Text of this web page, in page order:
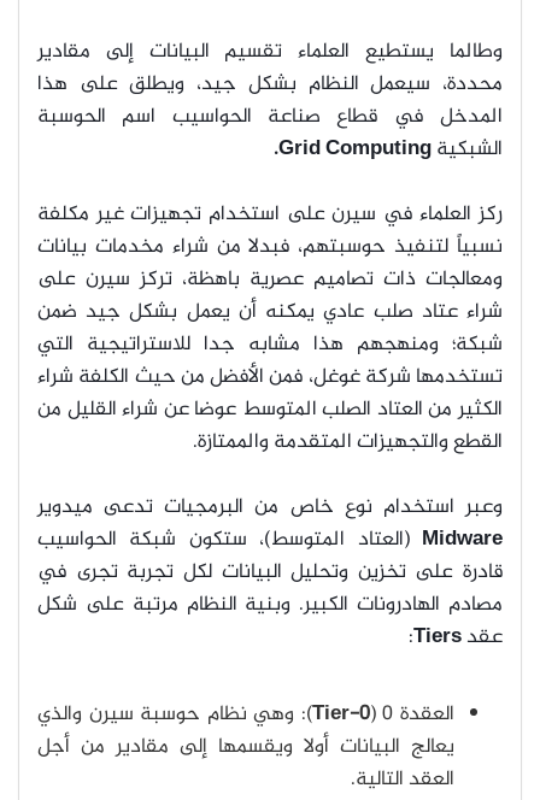
وطالما يستطيع العلماء تقسيم البيانات إلى مقادير
محددة، سيعمل النظام بشكل جيد، ويطلق على هذا
المدخل في قطاع صناعة الحواسيب اسم الحوسبة
الشبكيةGrid Computing.
ركز العلماء في سيرن على استخدام تجهيزات غير مكلفة
نسبياً لتنفيذ حوسبتهم، فبدلا من شراء مخدمات بيانات
ومعالجات ذات تصاميم عصرية باهظة، تركز سيرن على
شراء عتاد صلب عادي يمكنه أن يعمل بشكل جيد ضمن
شبكة؛ ومنهجهم هذا مشابه جدا للاستراتيجية التي
تستخدمها شركة غوغل، فمن الأفضل من حيث الكلفة شراء
الكثير من العتاد الصلب المتوسط عوضا عن شراء القليل من
القطع والتجهيزات المتقدمة والممتازة.
وعبر استخدام نوع خاص من البرمجيات تدعى ميدوير
Midware (العتاد المتوسط)، ستكون شبكة الحواسيب
قادرة على تخزين وتحليل البيانات لكل تجربة تجرى في
مصادم الهادرونات الكبير. وبنية النظام مرتبة على شكل
عقدTiers
:
العقدة 0 ( Tier-0): وهي نظام حوسبة سيرن والذي
يعالج البيانات أولا ويقسمها إلى مقادير من أجل
العقد التالية.